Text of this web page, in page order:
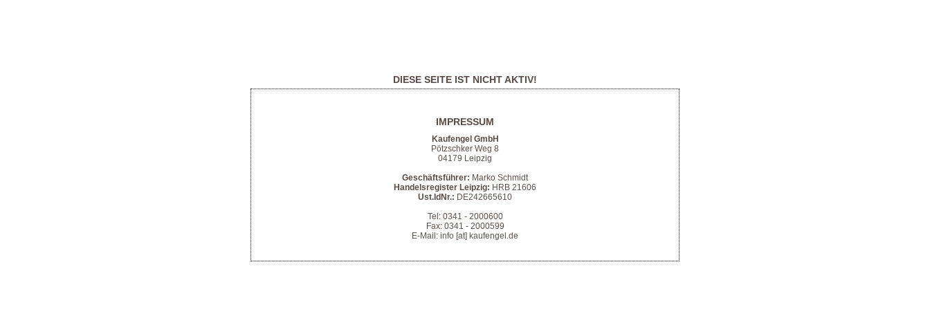
DIESE SEITE IST NICHT AKTIV!
IMPRESSUM
Kaufengel GmbH
Pötzschker Weg 8
04179 Leipzig
Geschäftsführer: Marko Schmidt
Handelsregister Leipzig: HRB 21606
Ust.IdNr.: DE242665610
Tel: 0341 - 2000600
Fax: 0341 - 2000599
E-Mail: info [at] kaufengel.de